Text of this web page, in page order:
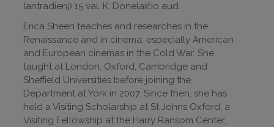
(antradienį) 15 val. K. Donelaičio aud.
Erica Sheen teaches and researches in the
Renaissance and in cinema, especially American
and European cinemas in the Cold War. She
taught at London, Oxford, Cambridge and
Sheffield Universities before joining the
Department at York in 2007. Since then, she has
held a Visiting Scholarship at St Johns Oxford, a
Visiting Fellowship at the Harry Ransom Center,